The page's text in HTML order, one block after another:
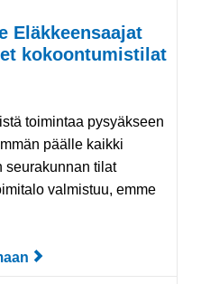
Eläkkeensaajat
kokoontumistilat
toimintaa pysyäkseen
päälle kaikki
seurakunnan tilat
valmistuu, emme